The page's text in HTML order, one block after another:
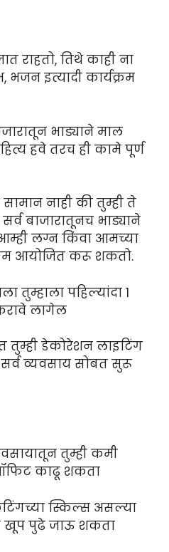
राहतो, तिथे काही ना
इत्यादी कार्यक्रम
भाड्याने माल
हवे तरच ही कामे पूर्ण
नाही की तुम्ही ते
बाजारातूनच भाड्याने
लग्न किंवा आमच्या
आयोजित करू शकतो.
तुम्हाला पहिल्यांदा 1
लागेल
तुम्ही डेकोरेशन लाइटिंग
व्यवसाय सोबत सुरू
तुम्ही कमी
काढू शकता
स्किल्स असल्या
खूप पुढे जाऊ शकता